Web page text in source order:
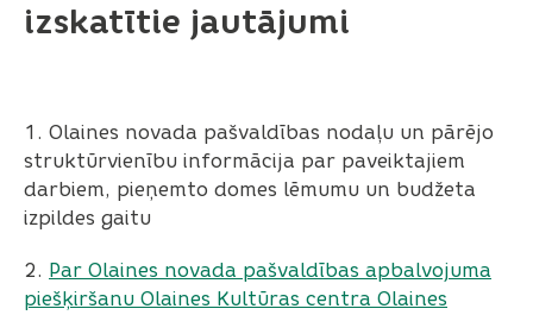
izskatītie jautājumi
1. Olaines novada pašvaldības nodaļu un pārējo
struktūrvienību informācija par paveiktajiem
darbiem, pieņemto domes lēmumu un budžeta
izpildes gaitu
2. Par Olaines novada pašvaldības apbalvojuma
piešķiršanu Olaines Kultūras centra Olaines